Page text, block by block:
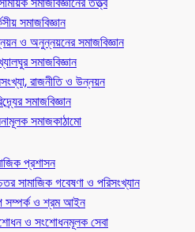
সমাজবিজ্ঞান
ও অনুন্নয়নের সমাজবিজ্ঞান
সমাজবিজ্ঞান
রাজনীতি ও উন্নয়ন
সমাজবিজ্ঞান
সমাজকাঠামো
প্রশাসন
সামাজিক গবেষণা ও পরিসংখ্যান
সম্পর্ক ও শ্রম আইন
ও সংশোধনমূলক সেবা